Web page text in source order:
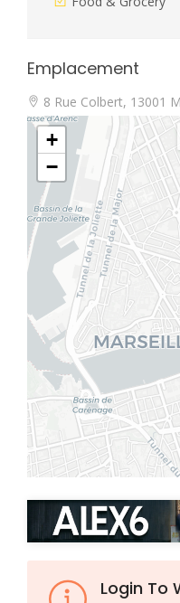
Emplacement
8 Rue Colbert, 13001
+
−
Login To